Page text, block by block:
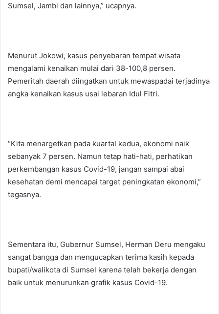
Sumsel, Jambi dan lainnya,” ucapnya.
Menurut Jokowi, kasus penyebaran tempat wisata
mengalami kenaikan mulai dari 38-100,8 persen.
Pemeritah daerah diingatkan untuk mewaspadai terjadinya
angka kenaikan kasus usai lebaran Idul Fitri.
“Kita menargetkan pada kuartal kedua, ekonomi naik
sebanyak 7 persen. Namun tetap hati-hati, perhatikan
perkembangan kasus Covid-19, jangan sampai abai
kesehatan demi mencapai target peningkatan ekonomi,”
tegasnya.
Sementara itu, Gubernur Sumsel, Herman Deru mengaku
sangat bangga dan mengucapkan terima kasih kepada
bupati/walikota di Sumsel karena telah bekerja dengan
baik untuk menurunkan grafik kasus Covid-19.